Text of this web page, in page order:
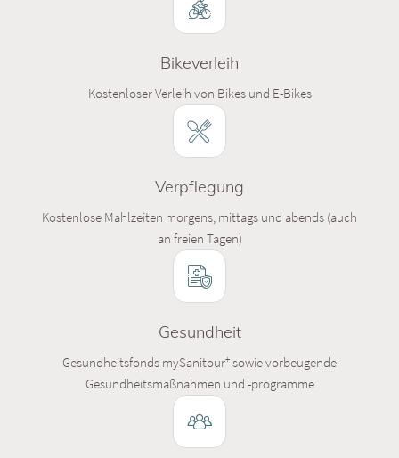
Bikeverleih
Kostenloser Verleih von Bikes und E-Bikes
Verpflegung
Kostenlose Mahlzeiten morgens, mittags und abends (auch
an freien Tagen)
Gesundheit
Gesundheitsfonds mySanitour+ sowie vorbeugende
Gesundheitsmaßnahmen und -programme